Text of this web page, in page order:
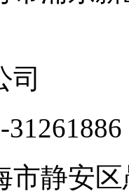
司
31261886
市静安区